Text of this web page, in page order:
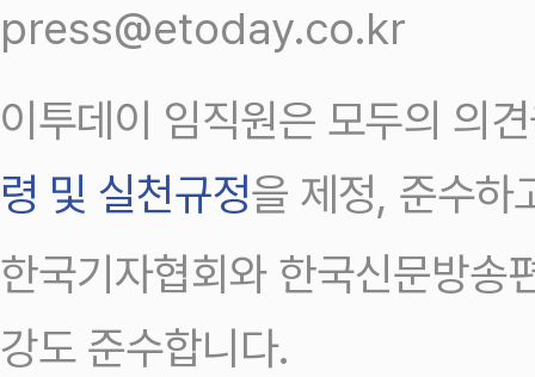
press@etoday.co.kr
이투데이 임직원은 모두의 의
령 및 실천규정을 제정, 준수하
한국기자협회와 한국신문방송
강도 준수합니다.